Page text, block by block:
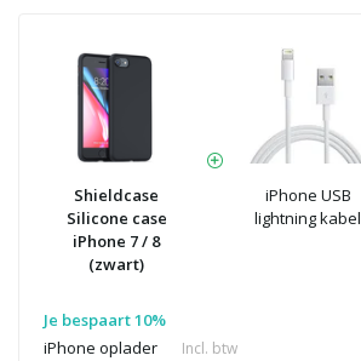
Shieldcase
Silicone case
iPhone 7 / 8
(zwart)
iPhone USB
lightning kabel
Je bespaart 10%
iPhone oplader Incl. btw